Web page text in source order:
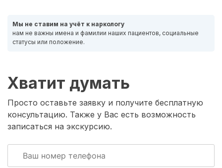
Мы не ставим на учёт к наркологу
нам не важны имена и фамилии наших пациентов, социальные
статусы или положение.
Хватит думать
Просто оставьте заявку и получите бесплатную
консультацию. Также у Вас есть возможность
записаться на экскурсию.